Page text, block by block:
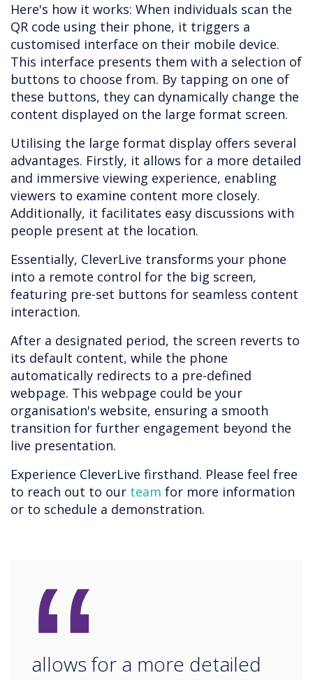
Here's how it works: When individuals scan the
QR code using their phone, it triggers a
customised interface on their mobile device.
This interface presents them with a selection of
buttons to choose from. By tapping on one of
these buttons, they can dynamically change the
content displayed on the large format screen.
Utilising the large format display offers several
advantages. Firstly, it allows for a more detailed
and immersive viewing experience, enabling
viewers to examine content more closely.
Additionally, it facilitates easy discussions with
people present at the location.
Essentially, CleverLive transforms your phone
into a remote control for the big screen,
featuring pre-set buttons for seamless content
interaction.
After a designated period, the screen reverts to
its default content, while the phone
automatically redirects to a pre-defined
webpage. This webpage could be your
organisation's website, ensuring a smooth
transition for further engagement beyond the
live presentation.
Experience CleverLive firsthand. Please feel free
to reach out to our team for more information
or to schedule a demonstration.
allows for a more detailed